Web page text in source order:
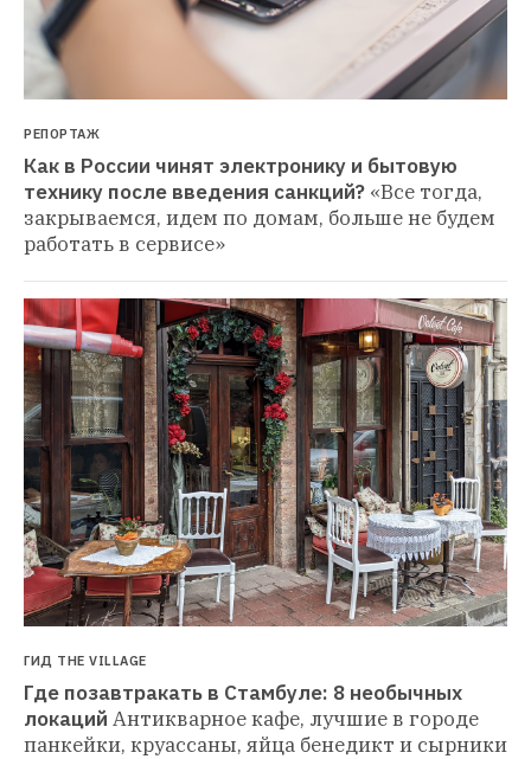
РЕПОРТАЖ
Как в России чинят электронику и бытовую
технику после введения санкций? «Все тогда,
закрываемся, идем по домам, больше не будем
работать в сервисе»
ГИД THE VILLAGE
Где позавтракать в Стамбуле: 8 необычных
локаций Антикварное кафе, лучшие в городе
панкейки, круассаны, яйца бенедикт и сырники